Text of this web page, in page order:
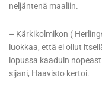
neljäntenä maaliin.
– Kärkikolmikon (
luokkaa, että ei ollut
lopussa kaaduin
sijani, Haavisto kertoi.